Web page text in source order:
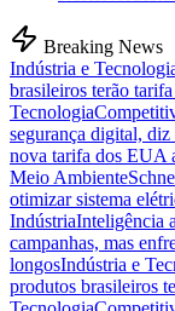
Breaking News
Indústria e
brasileiros terão
Tecnologia
segurança digital,
nova tarifa dos EUA
Meio Ambiente
otimizar sistema
IndústriaInteligência
campanhas, mas
longosIndústria e
produtos brasileiros